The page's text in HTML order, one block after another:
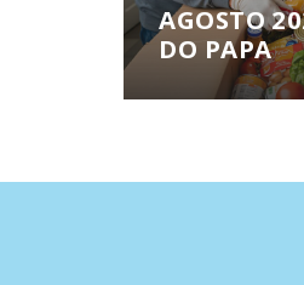
AGOSTO
DO PAPA